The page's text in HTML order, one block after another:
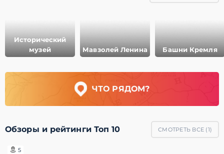
Исторический
музей
Мавзолей Ленина Башни Кремля
ЧТО РЯДОМ?
Обзоры и рейтинги Топ 10 СМОТРЕТЬ ВСЕ (1)
5